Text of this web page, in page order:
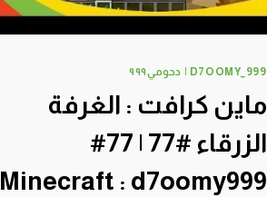
D7OOMY_999 | دحومي٩٩٩
ماين كرافت : الغرفة
الزرقاء #77 | 77#
Minecraft : d7oomy999